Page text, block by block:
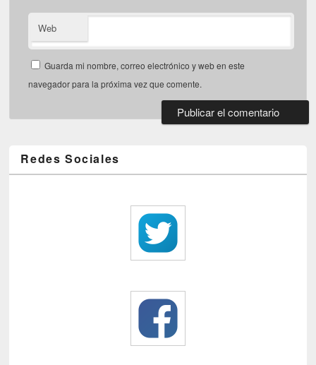
Web
Guarda mi nombre, correo electrónico y web en este
navegador para la próxima vez que comente.
Redes Sociales